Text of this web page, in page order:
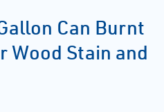
Can Burnt
Wood Stain and